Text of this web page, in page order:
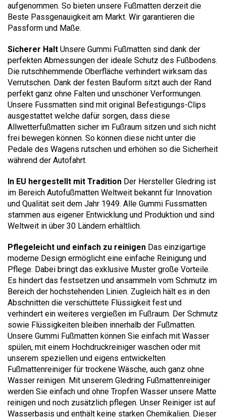
aufgenommen. So bieten unsere Fußmatten derzeit die
Beste Passgenauigkeit am Markt. Wir garantieren die
Passform und Maße.
Sicherer Halt Unsere Gummi Fußmatten sind dank der
perfekten Abmessungen der ideale Schutz des Fußbodens.
Die rutschhemmende Oberfläche verhindert wirksam das
Verrutschen. Dank der festen Bauform sitzt auch der Rand
perfekt ganz ohne Falten und unschöner Verformungen.
Unsere Fussmatten sind mit original Befestigungs-Clips
ausgestattet welche dafür sorgen, dass diese
Allwetterfußmatten sicher im Fußraum sitzen und sich nicht
frei bewegen können. So können diese nicht unter die
Pedale des Wagens rutschen und erhöhen so die Sicherheit
während der Autofahrt.
In EU hergestellt mit Tradition Der Hersteller Gledring ist
im Bereich Autofußmatten Weltweit bekannt für Innovation
und Qualität seit dem Jahr 1949. Alle Gummi Fussmatten
stammen aus eigener Entwicklung und Produktion und sind
Weltweit in über 30 Ländern erhältlich.
Pflegeleicht und einfach zu reinigen Das einzigartige
moderne Design ermöglicht eine einfache Reinigung und
Pflege. Dabei bringt das exklusive Muster große Vorteile.
Es hindert das festsetzen und ansammeln vom Schmutz im
Bereich der hochstehenden Linien. Zugleich hält es in den
Abschnitten die verschüttete Flüssigkeit fest und
verhindert ein weiteres vergießen im Fußraum. Der Schmutz
sowie Flüssigkeiten bleiben innerhalb der Fußmatten.
Unsere Gummi Fußmatten können Sie einfach mit Wasser
spülen, mit einem Hochdruckreiniger waschen oder mit
unserem speziellen und eigens entwickelten
Fußmattenreiniger für trockene Wäsche, auch ganz ohne
Wasser reinigen. Mit unserem Gledring Fußmattenreiniger
werden Sie einfach und ohne Tropfen Wasser unsere Matte
reinigen und noch zusätzlich pflegen. Unser Reiniger ist auf
Wasserbasis und enthält keine starken Chemikalien. Dieser